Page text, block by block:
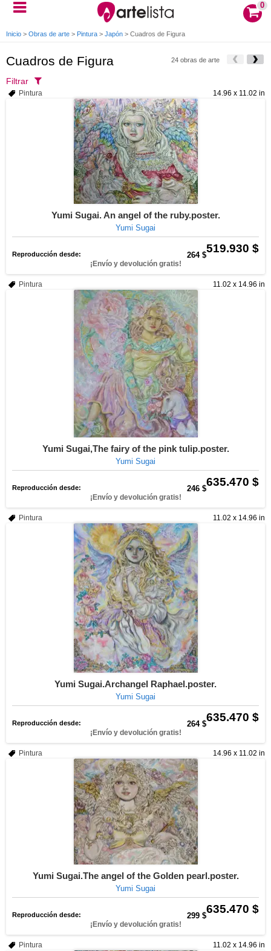
0
Inicio > Obras de arte > Pintura > Japón > Cuadros de Figura
Cuadros de Figura 24 obras de arte
Filtrar
14.96 x 11.02 in
Pintura
Yumi Sugai. An angel of the ruby.poster.
Yumi Sugai
519.930 $
Reproducción desde: 264 $
¡Envío y devolución gratis!
11.02 x 14.96 in
Pintura
Yumi Sugai,The fairy of the pink tulip.poster.
Yumi Sugai
635.470 $
Reproducción desde: 246 $
¡Envío y devolución gratis!
11.02 x 14.96 in
Pintura
Yumi Sugai.Archangel Raphael.poster.
Yumi Sugai
635.470 $
Reproducción desde: 264 $
¡Envío y devolución gratis!
14.96 x 11.02 in
Pintura
Yumi Sugai.The angel of the Golden pearl.poster.
Yumi Sugai
635.470 $
Reproducción desde: 299 $
¡Envío y devolución gratis!
11.02 x 14.96 in
Pintura